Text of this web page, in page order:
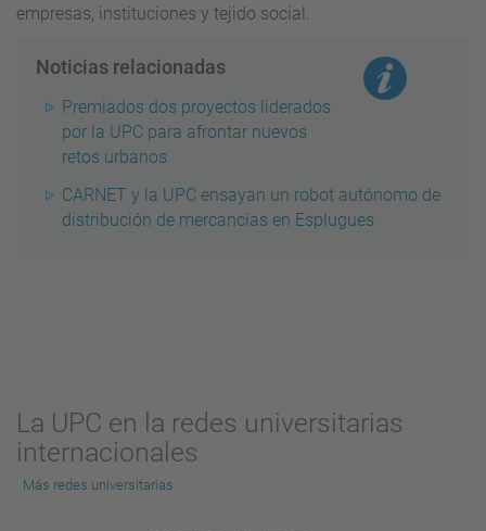
empresas, instituciones y tejido social.
Noticias relacionadas
Premiados dos proyectos liderados
por la UPC para afrontar nuevos
retos urbanos
CARNET y la UPC ensayan un robot autónomo de
distribución de mercancías en Esplugues
La UPC en la redes universitarias
internacionales
Más redes universitarias